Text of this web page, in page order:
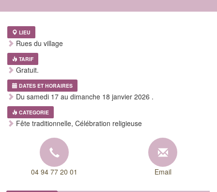
LIEU
Rues du village
TARIF
Gratuit.
DATES ET HORAIRES
Du samedi 17 au dimanche 18 janvier 2026 .
CATEGORIE
Fête traditionnelle, Célébration religieuse
04 94 77 20 01 Email